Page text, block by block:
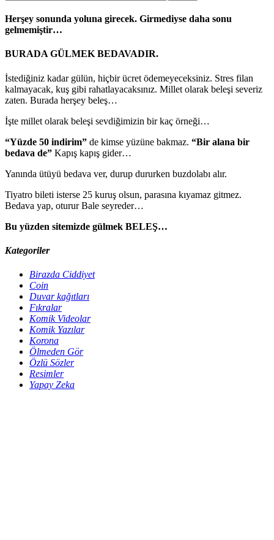
Herşey sonunda yoluna girecek. Girmediyse daha sonu
gelmemiştir…
BURADA GÜLMEK BEDAVADIR.
İstediğiniz kadar gülün, hiçbir ücret ödemeyeceksiniz. Stres filan
kalmayacak, kuş gibi rahatlayacaksınız. Millet olarak beleşi severiz
zaten. Burada herşey beleş…
İşte millet olarak beleşi sevdiğimizin bir kaç örneği…
“Yüzde 50 indirim” de kimse yüzüne bakmaz. “Bir alana bir
bedava de” Kapış kapış gider…
Yanında ütüyü bedava ver, durup dururken buzdolabı alır.
Tiyatro bileti isterse 25 kuruş olsun, parasına kıyamaz gitmez.
Bedava yap, oturur Bale seyreder…
Bu yüzden sitemizde gülmek BELEŞ…
Kategoriler
Birazda Ciddiyet
Coin
Duvar kağıtları
Fıkralar
Komik Videolar
Komik Yazılar
Korona
Ölmeden Gör
Özlü Sözler
Resimler
Yapay Zeka